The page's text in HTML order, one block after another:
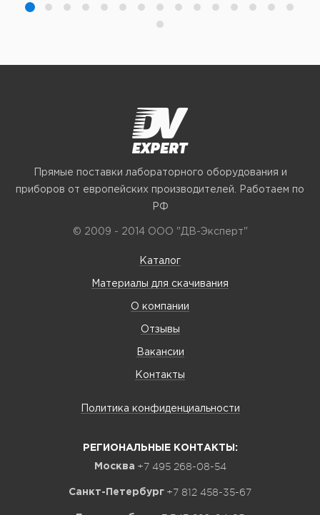
Прямые поставки лабораторного оборудования и
приборов от европейских производителей. Работаем по
РФ
© 2009 - 2014 ООО "ДВ-Эксперт"
Каталог
Материалы для скачивания
О компании
Отзывы
Вакансии
Контакты
Политика конфиденциальности
РЕГИОНАЛЬНЫЕ КОНТАКТЫ:
Москва +7 495 268-08-54
Санкт-Петербург +7 812 458-35-67